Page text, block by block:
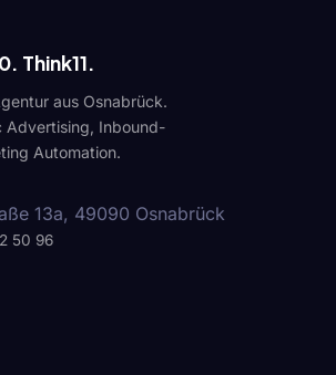
Think11.
aus Osnabrück.
Advertising, Inbound-
Automation.
13a, 49090 Osnabrück
50 96